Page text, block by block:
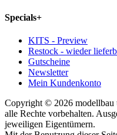
Specials+
KITS - Preview
Restock - wieder
Gutscheine
Newsletter
Mein Kundenkonto
Copyright © 2026 modellbau
alle Rechte vorbehalten.
jeweiligen Eigentümern.